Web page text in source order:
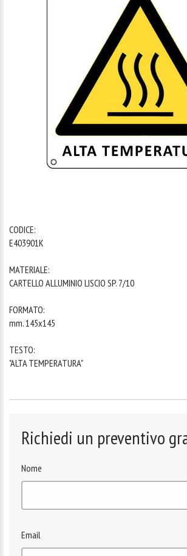
CODICE:
E403901K
MATERIALE:
CARTELLO ALLUMINIO LISCIO SP. 7/10
FORMATO:
mm. 145x145
TESTO:
"ALTA TEMPERATURA"
Richiedi un preventivo
Nome
Email